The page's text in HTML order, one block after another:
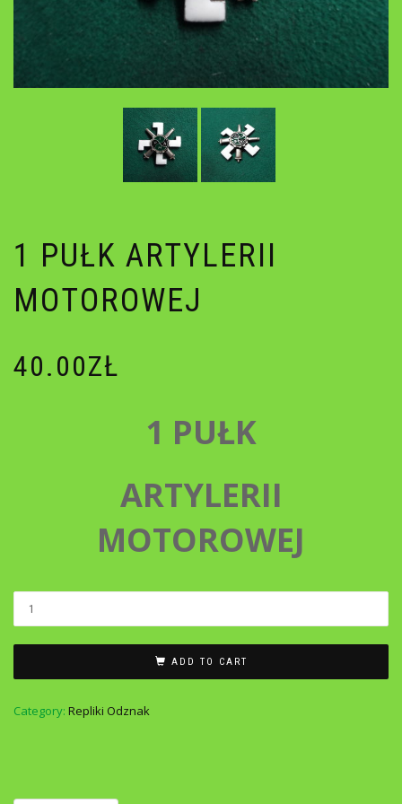
1 PUŁK ARTYLERII
MOTOROWEJ
40.00ZŁ
1 PUŁK
ARTYLERII
MOTOROWEJ
ADD TO CART
Category: Repliki Odznak